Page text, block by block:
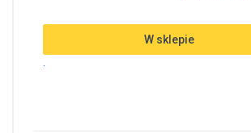
W sklepie
.